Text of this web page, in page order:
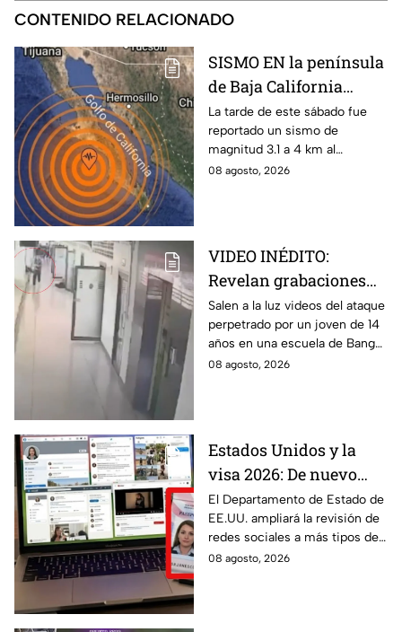
CONTENIDO RELACIONADO
SISMO EN la península
de Baja California
sacude San José del
Cabo
La tarde de este sábado fue
reportado un sismo de
magnitud 3.1 a 4 km al
noroeste de San José del
08 agosto, 2026
VIDEO INÉDITO:
Revelan grabaciones
del tiroteo escolar que
dejó múltiples víctimas
Salen a la luz videos del ataque
perpetrado por un joven de 14
años en una escuela de Bang
Kruai, Tailandia. El saldo es de
08 agosto, 2026
Estados Unidos y la
visa 2026: De nuevo
revisarán las redes
sociales de mexicanos
que viaje a este país
El Departamento de Estado de
EE.UU. ampliará la revisión de
redes sociales a más tipos de
visa, incluyendo a mexicanos
08 agosto, 2026